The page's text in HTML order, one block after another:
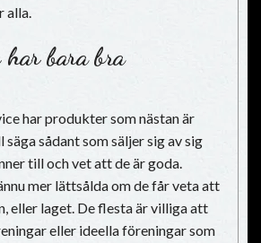
alla.
har bara bra
har produkter som nästan är
säga sådant som säljer sig av sig
till och vet att de är goda.
mer lättsålda om de får veta att
eller laget. De flesta är villiga att
eller ideella föreningar som